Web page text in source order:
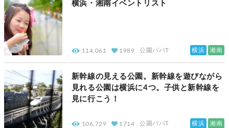
横浜・湘南イベントリスト
114,061 1989 公園パパT 横浜 湘南
新幹線の見える公園。新幹線を遊びながら
見れる公園は横浜に4つ。子供と新幹線を
見に行こう！
106,729 1714 公園パパT 横浜 湘南